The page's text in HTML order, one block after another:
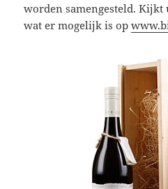
worden samengesteld.
wat er mogelijk is op